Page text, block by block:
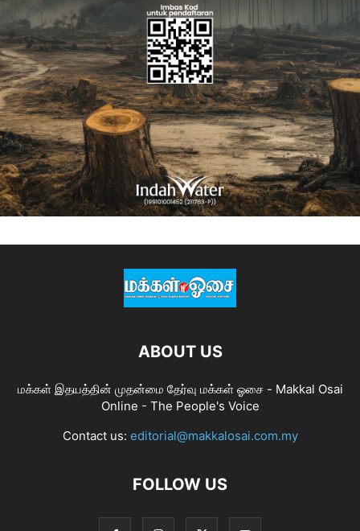
ABOUT US
மக்கள் இதயத்தின் முதன்மை தேர்வு மக்கள் ஓசை - Makkal Osai
Online - The People's Voice
Contact us: editorial@makkalosai.com.my
FOLLOW US